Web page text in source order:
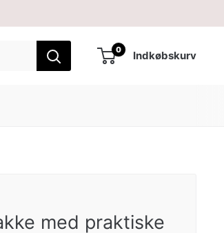
0 Indkøbskurv
med praktiske